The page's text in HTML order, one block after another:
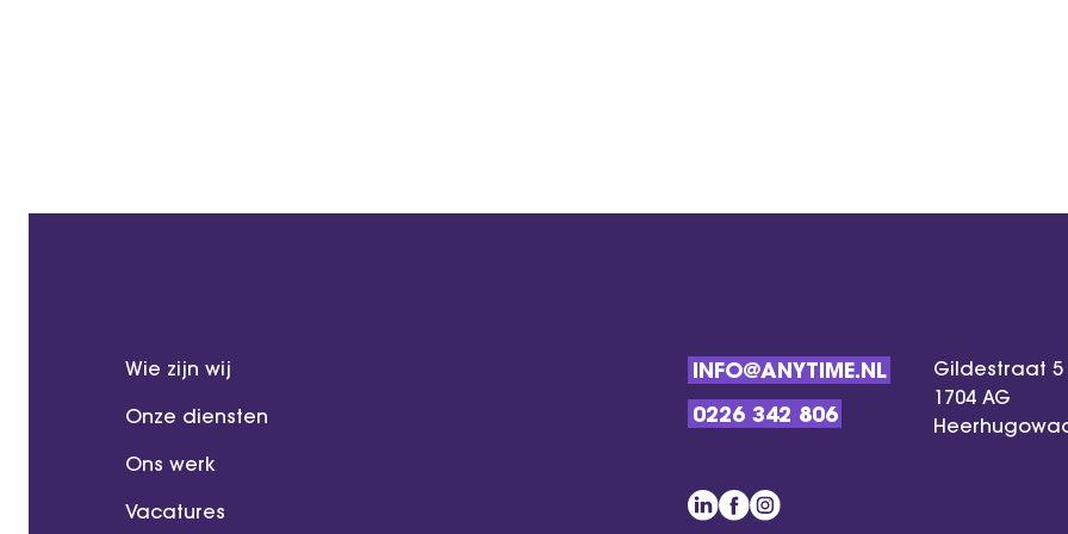
Wie zijn wij
Onze diensten
Ons werk
Vacatures
INFO@ANYTIME.NL
0226 342 806
Gildestraat 5
1704 AG